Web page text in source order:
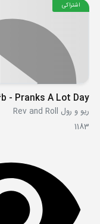
اشتراکی
- Pranks A Lot Day
ریو و رول Rev and Roll
1183